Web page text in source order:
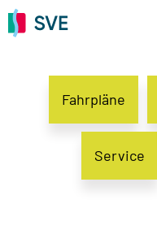
Fahrpläne
Service